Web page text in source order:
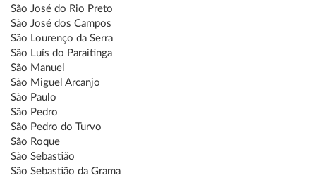
São José do Rio Preto
São José dos Campos
São Lourenço da Serra
São Luís do Paraitinga
São Manuel
São Miguel Arcanjo
São Paulo
São Pedro
São Pedro do Turvo
São Roque
São Sebastião
São Sebastião da Grama